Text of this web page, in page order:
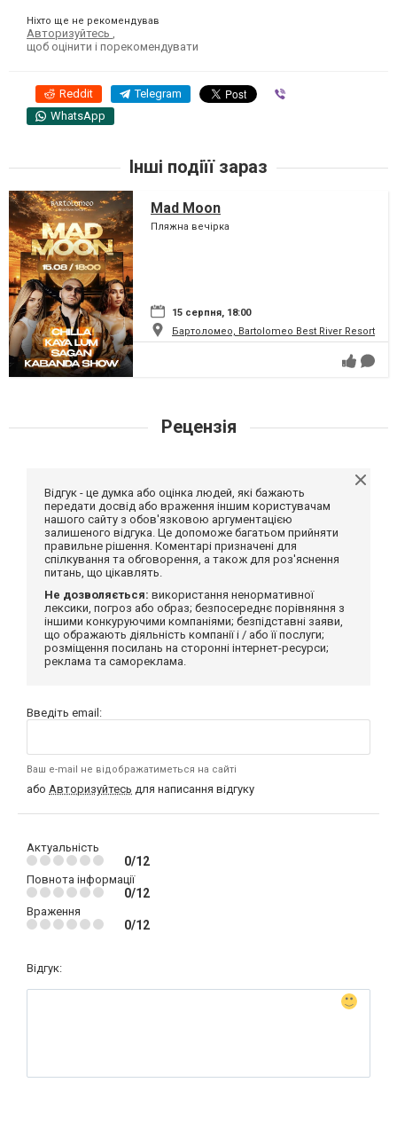
Ніхто ще не рекомендував
Авторизуйтесь
щоб оцінити і порекомендувати
Reddit Telegram
WhatsApp
Інші подіїї зараз
Mad Moon
Пляжна вечірка
15 серпня, 18:00
Бартоломео, Bartolomeo Best River Resort
Рецензія
Відгук - це думка або оцінка людей, які бажають
передати досвід або враження іншим користувачам
нашого сайту з обов'язковою аргументацією
залишеного відгука. Це допоможе багатьом прийняти
правильне рішення. Коментарі призначені для
спілкування та обговорення, а також для роз'яснення
питань, що цікавлять.
Не дозволяється: використання ненормативної
лексики, погроз або образ; безпосереднє порівняння з
іншими конкуруючими компаніями; безпідставні заяви,
що ображають діяльність компанії і / або її послуги;
розміщення посилань на сторонні інтернет-ресурси;
реклама та самореклама.
Введіть email:
Ваш e-mail не відображатиметься на сайті
або Авторизуйтесь для написання відгуку
Актуальність
0/12
Повнота інформації
0/12
Враження
0/12
Відгук: